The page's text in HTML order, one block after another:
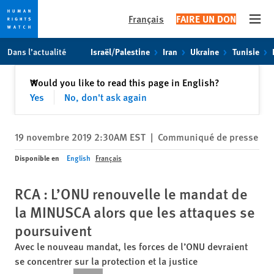
toto
content
Français FAIRE UN DON
Dans l’actualité Israël/Palestine Iran Ukraine Tunisie
Would you like to read this page in English?
Yes
No, don't ask again
✕Fermer
19 novembre 2019 2:30AM EST | Communiqué de presse
Disponible en English Français
RCA : L’ONU renouvelle le mandat de
la MINUSCA alors que les attaques se
poursuivent
Avec le nouveau mandat, les forces de l’ONU devraient
se concentrer sur la protection et la justice